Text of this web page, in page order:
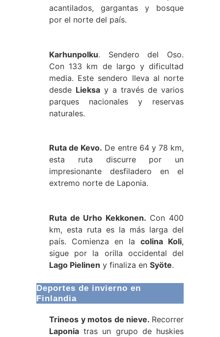
acantilados, gargantas y bosque
por el norte del país.
Karhunpolku. Sendero del Oso.
Con 133 km de largo y dificultad
media. Este sendero lleva al norte
desde Lieksa y a través de varios
parques nacionales y reservas
naturales.
Ruta de Kevo. De entre 64 y 78 km,
esta ruta discurre por un
impresionante desfiladero en el
extremo norte de Laponia.
Ruta de Urho Kekkonen. Con 400
km, esta ruta es la más larga del
país. Comienza en la colina Koli,
sigue por la orilla occidental del
Lago Pielinen y finaliza en Syöte.
Deportes de invierno en
Finlandia
Trineos y motos de nieve. Recorrer
Laponia tras un grupo de huskies